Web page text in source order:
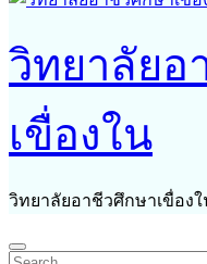
วิทยาลัยอ
เขื่องใน
วิทยาลัยอาชีวศึกษาเขื่องใน